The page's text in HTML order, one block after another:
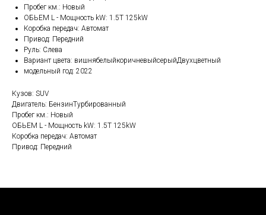
Пробег км.: Новый
ОБЬЕМ L - Мощность kW: 1.5T 125kW
Коробка передач: Автомат
Привод: Передний
Руль: Слева
Вариант цвета: вишнябелыйкоричневыйсерыйДвухцветный
модельный год: 2022
Кузов: SUV
Двигатель: БензинТурбированный
Пробег км.: Новый
ОБЬЕМ L - Мощность kW: 1.5T 125kW
Коробка передач: Автомат
Привод: Передний